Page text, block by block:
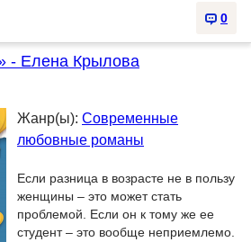
0
- Елена Крылова
Жанр(ы): Современные
любовные романы
Если разница в возрасте не в пользу
женщины – это может стать
проблемой. Если он к тому же ее
студент – это вообще неприемлемо.